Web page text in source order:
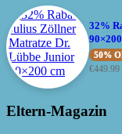
32%
50%
€449.99
Eltern-Magazin